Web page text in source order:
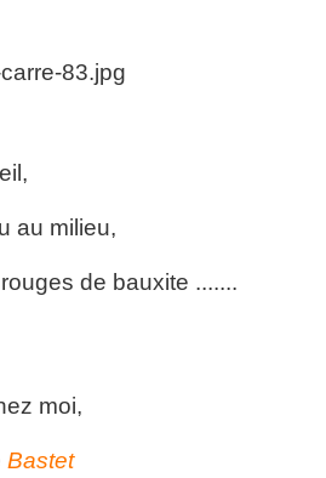
au milieu,
de bauxite .......
moi,
Bastet